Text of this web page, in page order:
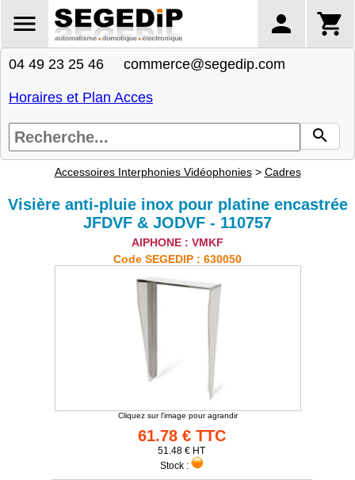
04 49 23 25 46 commerce@segedip.com
Horaires et Plan Acces
Accessoires Interphonies Vidéophonies> Cadres
Visière anti-pluie inox pour platine encastrée
JFDVF & JODVF - 110757
AIPHONE : VMKF
Code SEGEDIP : 630050
Cliquez sur l'image pour agrandir
61.78 € TTC
51.48 € HT
Stock :